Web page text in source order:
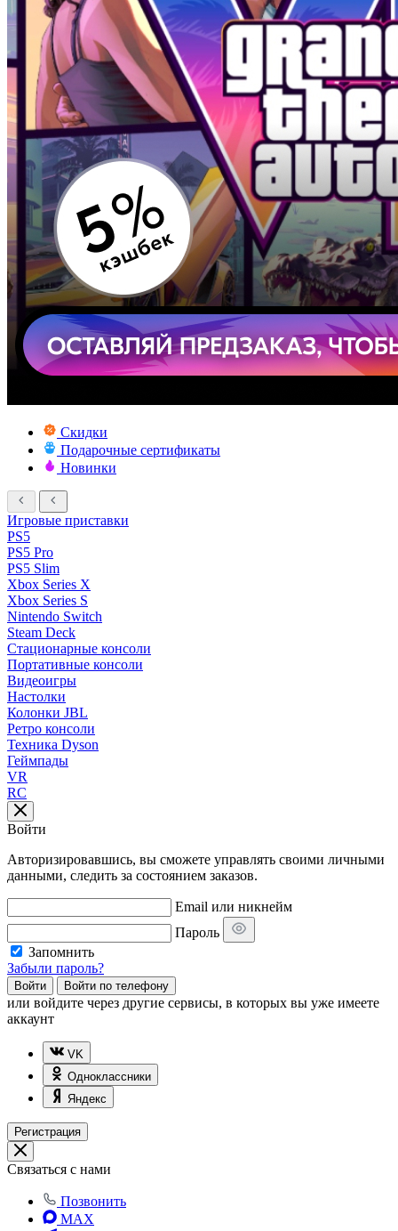
Скидки
Подарочные сертификаты
Новинки
Игровые приставки
PS5
PS5 Pro
PS5 Slim
Xbox Series X
Xbox Series S
Nintendo Switch
Steam Deck
Стационарные консоли
Портативные консоли
Видеоигры
Настолки
Колонки JBL
Ретро консоли
Техника Dyson
Геймпады
VR
RC
Войти
Авторизировавшись, вы сможете управлять своими личными
данными, следить за состоянием заказов.
Email или никнейм
Пароль
Запомнить
Забыли пароль?
Войти Войти по телефону
или войдите через другие сервисы, в которых вы уже имеете
аккаунт
VK
Одноклассники
Яндекс
Регистрация
Связаться с нами
Позвонить
MAX